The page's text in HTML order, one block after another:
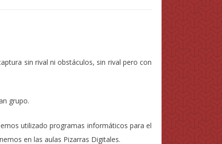
sin rival ni obstáculos, sin rival pero con
grupo.
utilizado programas informáticos para el
en las aulas Pizarras Digitales.